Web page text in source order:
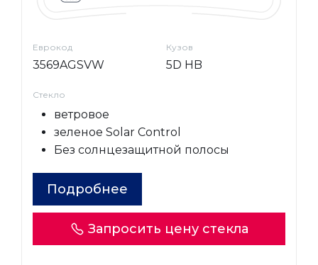
Еврокод
3569AGSVW
Кузов
5D HB
Стекло
ветровое
зеленое Solar Control
Без солнцезащитной полосы
Подробнее
Запросить цену стекла